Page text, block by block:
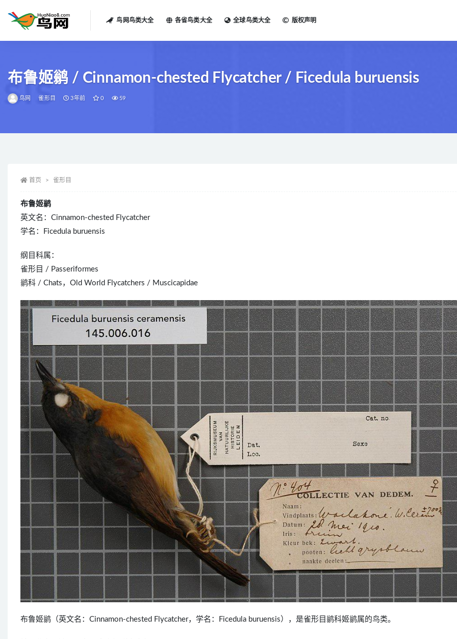
鸟网鸟类大全 各省鸟类大全 全球鸟类大全 版权声明
布鲁姬鹟 / Cinnamon-chested Flycatcher / Ficedula buruensis
鸟网 雀形目 3年前 0 59
首页 雀形目
布鲁姬鹟
英文名：Cinnamon-chested Flycatcher
学名：Ficedula buruensis
纲目科属：
雀形目 / Passeriformes
鹟科 / Chats，Old World Flycatchers / Muscicapidae
布鲁姬鹟（英文名：Cinnamon-chested Flycatcher，学名：Ficedula buruensis），是雀形目鹟科姬鹟属的鸟类。